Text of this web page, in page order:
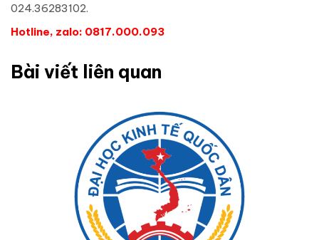
024.36283102.
Hotline, zalo: 0817.000.093
Bài viết liên quan